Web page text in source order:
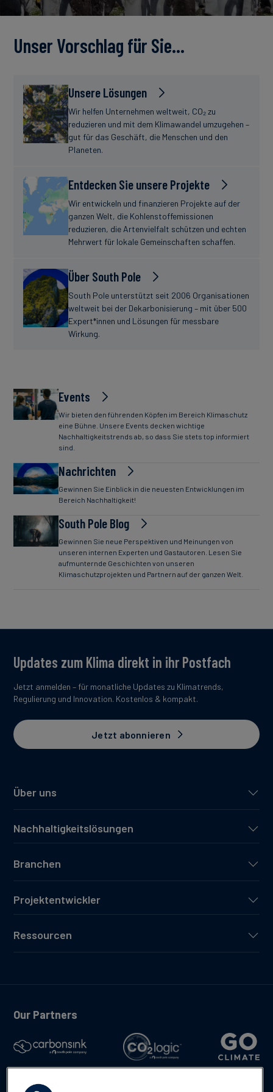
Unser Vorschlag für Sie…
Unsere Lösungen
Wir helfen Unternehmen weltweit, CO₂ zu
reduzieren und mit dem Klimawandel umzugehen –
gut für das Geschäft, die Menschen und den
Planeten.
Entdecken Sie unsere Projekte
Wir entwickeln und finanzieren Projekte auf der
ganzen Welt, die Kohlenstoffemissionen
reduzieren, die Artenvielfalt schützen und echten
Mehrwert für lokale Gemeinschaften schaffen.
Über South Pole
South Pole unterstützt seit 2006 Organisationen
weltweit bei der Dekarbonisierung – mit über 500
Expert*innen und Lösungen für messbare
Wirkung.
Events
Wir bieten den führenden Köpfen im Bereich Klimaschutz
eine Bühne. Unsere Events decken wichtige
Nachhaltigkeitstrends ab, so dass Sie stets top informiert
sind.
Nachrichten
Gewinnen Sie Einblick in die neuesten Entwicklungen im
Bereich Nachhaltigkeit!
South Pole Blog
Gewinnen Sie neue Perspektiven und Meinungen von
unseren internen Experten und Gastautoren. Lesen Sie
aufmunternde Geschichten von unseren
Klimaschutzprojekten und Partnern auf der ganzen Welt.
Über uns
Nachhaltigkeitslösungen
Branchen
Projektentwickler
Ressourcen
Updates zum Klima direkt in ihr Postfach
Jetzt anmelden – für monatliche Updates zu Klimatrends,
Regulierung und Innovation. Kostenlos & kompakt.
Jetzt abonnieren
Our Partners